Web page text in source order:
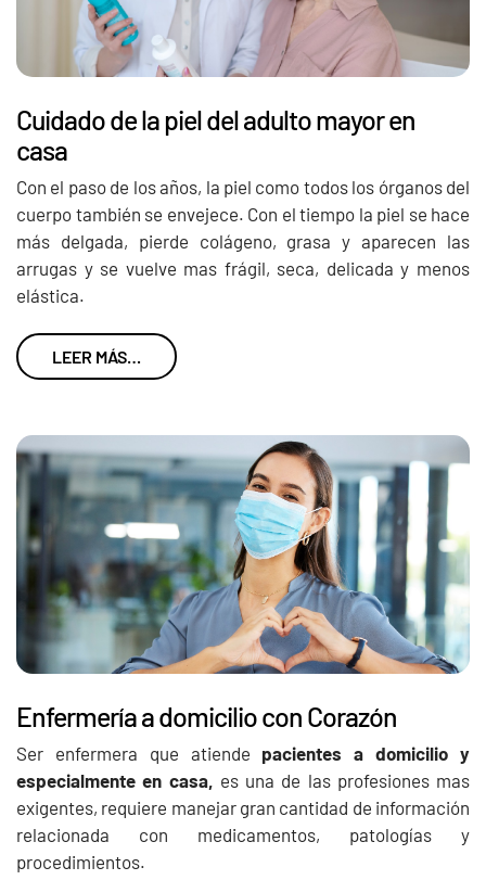
Cuidado de la piel del adulto mayor en
casa
Con el paso de los años, la piel como todos los órganos del
cuerpo también se envejece. Con el tiempo la piel se hace
más delgada, pierde colágeno, grasa y aparecen las
arrugas y se vuelve mas frágil, seca, delicada y menos
elástica.
LEER MÁS…
Enfermería a domicilio con Corazón
Ser enfermera que atiende pacientes a domicilio y
especialmente en casa, es una de las profesiones mas
exigentes, requiere manejar gran cantidad de información
relacionada con medicamentos, patologías y
procedimientos.